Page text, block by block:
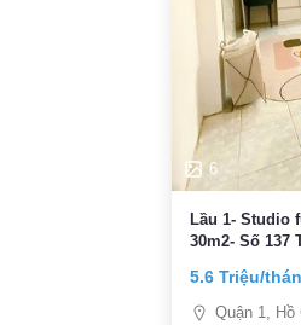
6
Lầu 1- Studio
30m2- Số 137
5.6 Triệu/
Quận 1, Hồ